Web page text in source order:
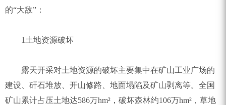
的“大敌”：
1土地资源破坏
露天开采对土地资源的破坏主要集中在矿山工业广场的
建设、矸石堆放、开山修路、地面塌陷及矿山剥离等。全国
矿山累计占压土地达586万hm²，破坏森林约106万hm²，草地